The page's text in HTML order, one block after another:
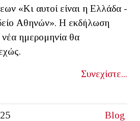
«Κι αυτοί είναι η Ελλάδα -
Αθηνών». Η εκδήλωση
ημερομηνία θα
Συνεχίστε...
Blog